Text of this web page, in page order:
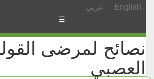
عربي English
☰
نصائح لمرضى
العصبي